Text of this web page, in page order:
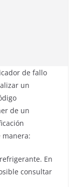
de fallo
un
de un
En
consultar